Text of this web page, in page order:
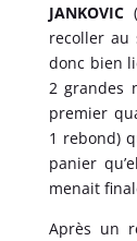
JANKOVIC
recoller au
donc bien
2 grandes
premier
1 rebond)
panier
menait
Après un